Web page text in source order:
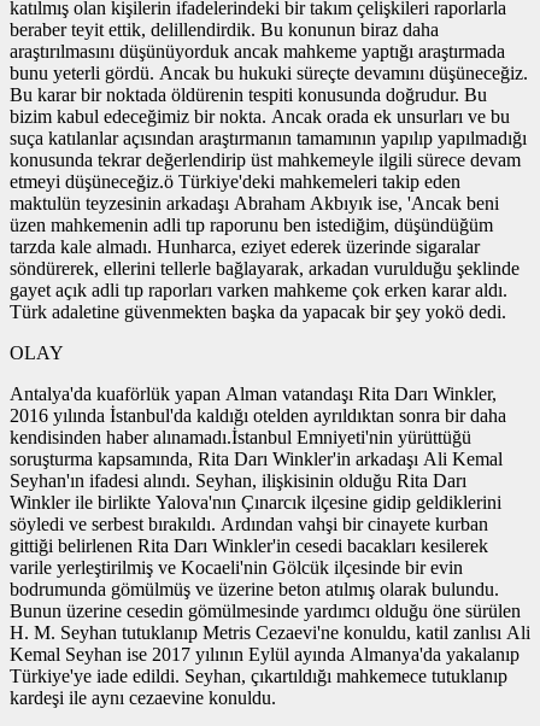
katılmış olan kişilerin ifadelerindeki bir takım çelişkileri raporlarla
beraber teyit ettik, delillendirdik. Bu konunun biraz daha
araştırılmasını düşünüyorduk ancak mahkeme yaptığı araştırmada
bunu yeterli gördü. Ancak bu hukuki süreçte devamını düşüneceğiz.
Bu karar bir noktada öldürenin tespiti konusunda doğrudur. Bu
bizim kabul edeceğimiz bir nokta. Ancak orada ek unsurları ve bu
suça katılanlar açısından araştırmanın tamamının yapılıp yapılmadığı
konusunda tekrar değerlendirip üst mahkemeyle ilgili sürece devam
etmeyi düşüneceğiz.ö Türkiye'deki mahkemeleri takip eden
maktulün teyzesinin arkadaşı Abraham Akbıyık ise, 'Ancak beni
üzen mahkemenin adli tıp raporunu ben istediğim, düşündüğüm
tarzda kale almadı. Hunharca, eziyet ederek üzerinde sigaralar
söndürerek, ellerini tellerle bağlayarak, arkadan vurulduğu şeklinde
gayet açık adli tıp raporları varken mahkeme çok erken karar aldı.
Türk adaletine güvenmekten başka da yapacak bir şey yokö dedi.
OLAY
Antalya'da kuaförlük yapan Alman vatandaşı Rita Darı Winkler,
2016 yılında İstanbul'da kaldığı otelden ayrıldıktan sonra bir daha
kendisinden haber alınamadı.İstanbul Emniyeti'nin yürüttüğü
soruşturma kapsamında, Rita Darı Winkler'in arkadaşı Ali Kemal
Seyhan'ın ifadesi alındı. Seyhan, ilişkisinin olduğu Rita Darı
Winkler ile birlikte Yalova'nın Çınarcık ilçesine gidip geldiklerini
söyledi ve serbest bırakıldı. Ardından vahşi bir cinayete kurban
gittiği belirlenen Rita Darı Winkler'in cesedi bacakları kesilerek
varile yerleştirilmiş ve Kocaeli'nin Gölcük ilçesinde bir evin
bodrumunda gömülmüş ve üzerine beton atılmış olarak bulundu.
Bunun üzerine cesedin gömülmesinde yardımcı olduğu öne sürülen
H. M. Seyhan tutuklanıp Metris Cezaevi'ne konuldu, katil zanlısı Ali
Kemal Seyhan ise 2017 yılının Eylül ayında Almanya'da yakalanıp
Türkiye'ye iade edildi. Seyhan, çıkartıldığı mahkemece tutuklanıp
kardeşi ile aynı cezaevine konuldu.